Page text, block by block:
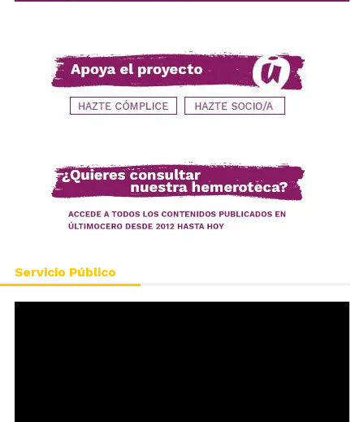
Servicio Público